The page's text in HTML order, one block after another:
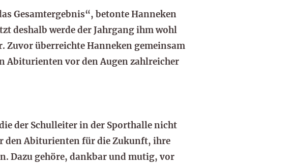
Gesamtergebnis“, betonte Hanneken
deshalb werde der Jahrgang ihm wohl
Zuvor überreichte Hanneken gemeinsam
Abiturienten vor den Augen zahlreicher
der Schulleiter in der Sporthalle nicht
den Abiturienten für die Zukunft, ihre
Dazu gehöre, dankbar und mutig, vor